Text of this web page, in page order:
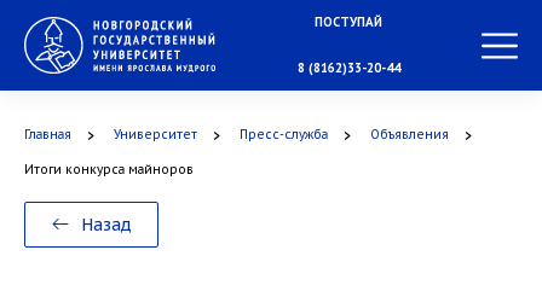
ПОСТУПАЙ
8 (8162)33-20-44
Главная Университет Пресс-служба Объявления
Итоги конкурса майноров
Назад